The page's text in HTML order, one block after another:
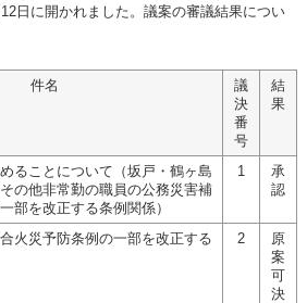
日に開かれました。議案の審議結果につい
件名
議
決
番
号
結
果
ることについて（坂戸・鶴ヶ島
の他非常勤の職員の公務災害補
部を改正する条例関係）
1
承
認
火災予防条例の一部を改正する
2
原
案
可
決